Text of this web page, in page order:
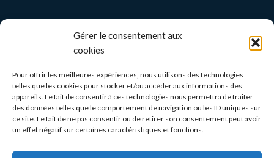
Gérer le consentement aux
cookies
Pour offrir les meilleures expériences, nous utilisons des technologies
telles que les cookies pour stocker et/ou accéder aux informations des
appareils. Le fait de consentir à ces technologies nous permettra de traiter
des données telles que le comportement de navigation ou les ID uniques sur
ce site. Le fait de ne pas consentir ou de retirer son consentement peut avoir
un effet négatif sur certaines caractéristiques et fonctions.